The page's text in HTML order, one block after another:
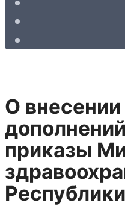
О
приказы